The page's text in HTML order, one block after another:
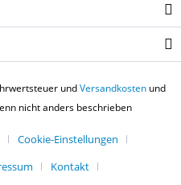
undVersandkostenund
nicht anders beschrieben
Cookie-Einstellungen
Kontakt